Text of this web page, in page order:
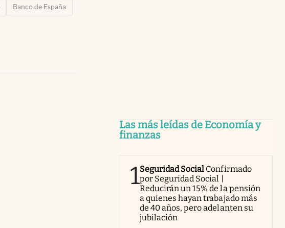
Banco de España
Las más leídas de Economía y
finanzas
1Seguridad Social Confirmado
por Seguridad Social |
Reducirán un 15% de la pensión
a quienes hayan trabajado más
de 40 años, pero adelanten su
jubilación